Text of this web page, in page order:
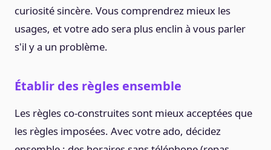
curiosité sincère. Vous comprendrez mieux les
usages, et votre ado sera plus enclin à vous parler
s'il y a un problème.
Établir des règles ensemble
Les règles co-construites sont mieux acceptées que
les règles imposées. Avec votre ado, décidez